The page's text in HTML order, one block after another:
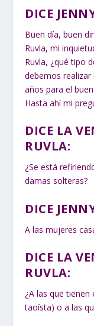
DICE
Buen día, buen
Ruvla, mi
Ruvla, ¿qué tipo
debemos
años para el
Hasta ahí mi
DICE LA
RUVLA:
¿Se está
damas solteras?
DICE
A las mujeres
DICE LA
RUVLA:
¿A las que
taoísta) o a las